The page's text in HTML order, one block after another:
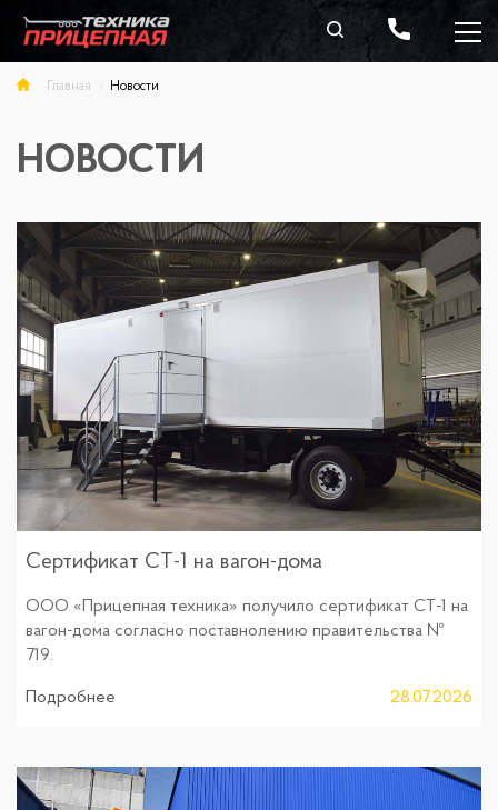
Главная Новости
НОВОСТИ
Cертификат СТ-1 на вагон-дома
ООО «Прицепная техника» получило сертификат СТ-1 на
вагон-дома согласно поставнолению правительства №
719.
Подробнее 28.07.2026